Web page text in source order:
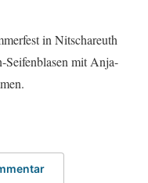
in Nitschareuth
Seifenblasen mit Anja-